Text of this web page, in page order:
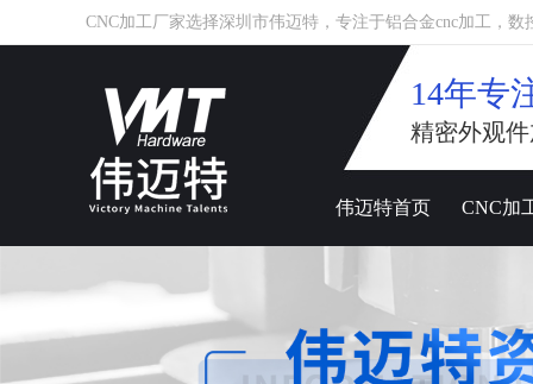
CNC加工厂家选择深圳市伟迈特，专注于铝合金cnc加工，
14年专
精密外观
伟迈特首页 CNC加